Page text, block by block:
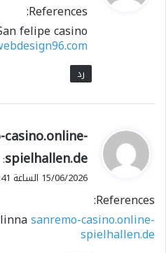
ل
References:
felipe casino
رد
ي
و
ل
spielhallen.de
:
15/06/2026 الساعة 10:41
References:
sanremo-casino.online-
spielhallen.de